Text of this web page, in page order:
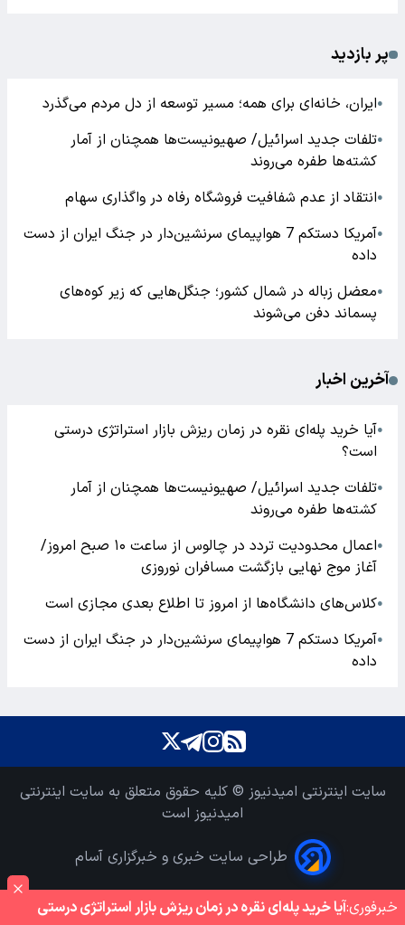
پر بازدید
●ایران، خانه‌ای برای همه؛ مسیر توسعه از دل مردم می‌گذرد
●تلفات جدید اسرائیل/ صهیونیست‌ها همچنان از آمار
کشته‌ها طفره می‌روند
●انتقاد از عدم شفافیت فروشگاه رفاه در واگذاری سهام
●
آمریکا دستکم 7 هواپیمای سرنشین‌دار در جنگ ایران از دست
داده
●معضل زباله در شمال کشور؛ جنگل‌هایی که زیر کوه‌های
پسماند دفن می‌شوند
آخرین اخبار
●آیا خرید پله‌ای نقره در زمان ریزش بازار استراتژی درستی
است؟
●تلفات جدید اسرائیل/ صهیونیست‌ها همچنان از آمار
کشته‌ها طفره می‌روند
●
اعمال محدودیت تردد در چالوس از ساعت ۱۰ صبح امروز/
آغاز موج نهایی بازگشت مسافران نوروزی
●کلاس‌های دانشگاه‌ها از امروز تا اطلاع بعدی مجازی است
●
آمریکا دستکم 7 هواپیمای سرنشین‌دار در جنگ ایران از دست
داده
خبر‌فوری:آیا خرید پله‌ای نقره در زمان ریزش بازار استراتژی درستی
سایت اینترنتی امیدنیوز © کلیه حقوق متعلق به سایت اینترنتی
امیدنیوز است
طراحی سایت خبری و خبرگزاری آسام